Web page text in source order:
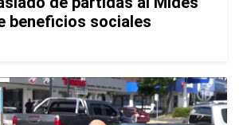
beneficios sociales